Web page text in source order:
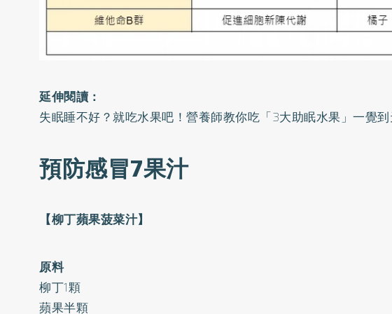
延伸閱讀：
失眠睡不好？就吃水果吧！營養師教你吃「3大助眠水果」一覺
預防感冒7果汁
【柳丁蘋果菠菜汁】
原料
柳丁1顆
蘋果半顆